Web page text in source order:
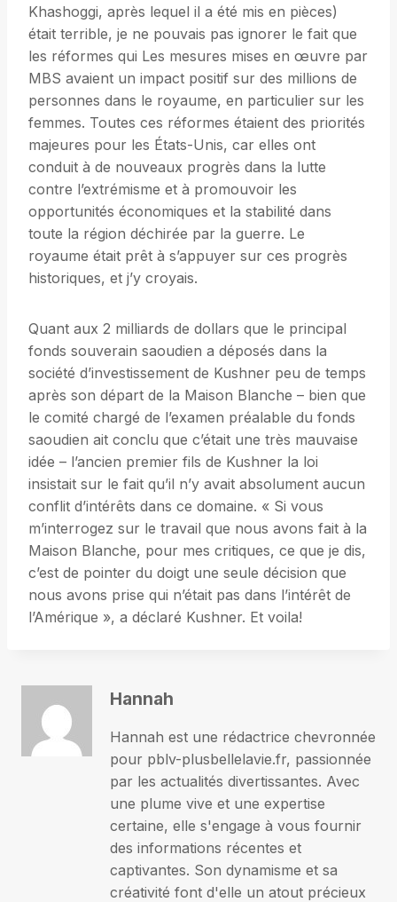
Khashoggi, après lequel il a été mis en pièces)
était terrible, je ne pouvais pas ignorer le fait que
les réformes qui Les mesures mises en œuvre par
MBS avaient un impact positif sur des millions de
personnes dans le royaume, en particulier sur les
femmes. Toutes ces réformes étaient des priorités
majeures pour les États-Unis, car elles ont
conduit à de nouveaux progrès dans la lutte
contre l’extrémisme et à promouvoir les
opportunités économiques et la stabilité dans
toute la région déchirée par la guerre. Le
royaume était prêt à s’appuyer sur ces progrès
historiques, et j’y croyais.
Quant aux 2 milliards de dollars que le principal
fonds souverain saoudien a déposés dans la
société d’investissement de Kushner peu de temps
après son départ de la Maison Blanche – bien que
le comité chargé de l’examen préalable du fonds
saoudien ait conclu que c’était une très mauvaise
idée – l’ancien premier fils de Kushner la loi
insistait sur le fait qu’il n’y avait absolument aucun
conflit d’intérêts dans ce domaine. « Si vous
m’interrogez sur le travail que nous avons fait à la
Maison Blanche, pour mes critiques, ce que je dis,
c’est de pointer du doigt une seule décision que
nous avons prise qui n’était pas dans l’intérêt de
l’Amérique », a déclaré Kushner. Et voila!
Hannah
Hannah est une rédactrice chevronnée
pour pblv-plusbellelavie.fr, passionnée
par les actualités divertissantes. Avec
une plume vive et une expertise
certaine, elle s'engage à vous fournir
des informations récentes et
captivantes. Son dynamisme et sa
créativité font d'elle un atout précieux